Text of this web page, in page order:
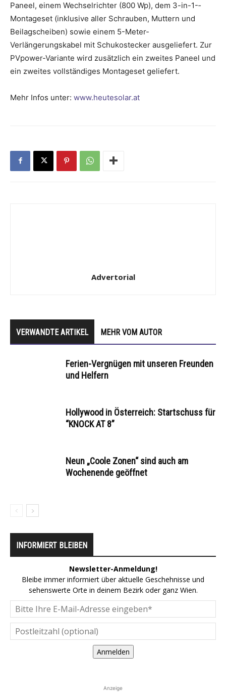
Paneel, einem Wechselrichter (800 Wp), dem 3-in-1-­
Montageset (inklusive aller Schrauben, Muttern und
Beilagscheiben) sowie einem 5-Meter-
Verlängerungskabel mit Schukostecker ausgeliefert. Zur
PVpower-Variante wird zusätzlich ein zweites Paneel und
ein zweites vollständiges Montageset geliefert.
Mehr Infos unter: www.heutesolar.at
Advertorial
VERWANDTE ARTIKEL MEHR VOM AUTOR
Ferien-Vergnügen mit unseren Freunden
und Helfern
Hollywood in Österreich: Startschuss für
“KNOCK AT 8”
Neun „Coole Zonen“ sind auch am
Wochenende geöffnet
INFORMIERT BLEIBEN
Newsletter-Anmeldung!
Bleibe immer informiert über aktuelle Geschehnisse und
sehenswerte Orte in deinem Bezirk oder ganz Wien.
Anmelden
Anzeige